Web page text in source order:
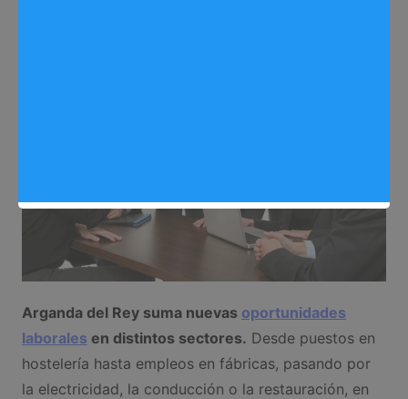
Arganda del Rey suma nuevas oportunidades
laborales en distintos sectores. Desde puestos en
hostelería hasta empleos en fábricas, pasando por
la electricidad, la conducción o la restauración, en